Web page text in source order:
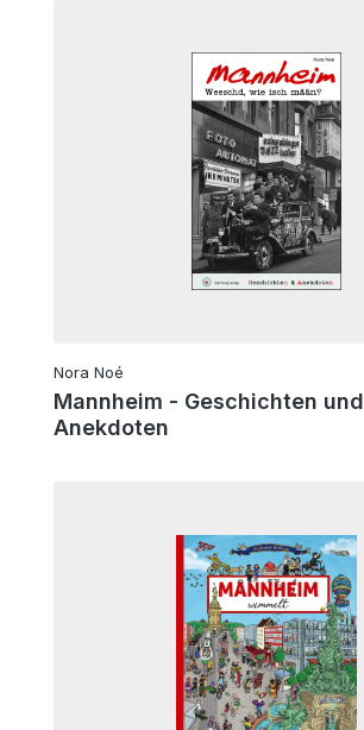
Nora Noé
Mannheim - Geschichten und
Anekdoten